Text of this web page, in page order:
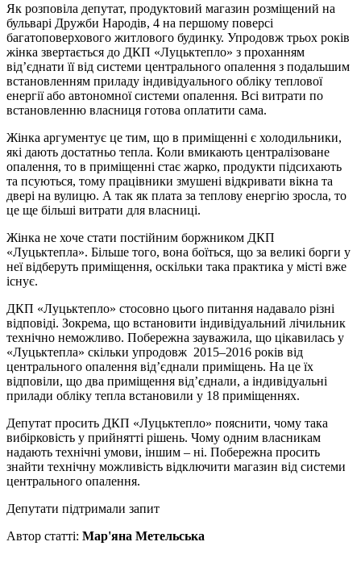
Як розповіла депутат, продуктовий магазин розміщений на
бульварі Дружби Народів, 4 на першому поверсі
багатоповерхового житлового будинку. Упродовж трьох років
жінка звертається до ДКП «Луцьктепло» з проханням
від’єднати її від системи центрального опалення з подальшим
встановленням приладу індивідуального обліку теплової
енергії або автономної системи опалення. Всі витрати по
встановленню власниця готова оплатити сама.
Жінка аргументує це тим, що в приміщенні є холодильники,
які дають достатньо тепла. Коли вмикають централізоване
опалення, то в приміщенні стає жарко, продукти підсихають
та псуються, тому працівники змушені відкривати вікна та
двері на вулицю. А так як плата за теплову енергію зросла, то
це ще більші витрати для власниці.
Жінка не хоче стати постійним боржником ДКП
«Луцьктепла». Більше того, вона боїться, що за великі борги у
неї відберуть приміщення, оскільки така практика у місті вже
існує.
ДКП «Луцьктепло» стосовно цього питання надавало різні
відповіді. Зокрема, що встановити індивідуальний лічильник
технічно неможливо. Побережна зауважила, що цікавилась у
«Луцьктепла» скільки упродовж 2015–2016 років від
центрального опалення від’єднали приміщень. На це їх
відповіли, що два приміщення від’єднали, а індивідуальні
прилади обліку тепла встановили у 18 приміщеннях.
Депутат просить ДКП «Луцьктепло» пояснити, чому така
вибірковість у прийнятті рішень. Чому одним власникам
надають технічні умови, іншим – ні. Побережна просить
знайти технічну можливість відключити магазин від системи
центрального опалення.
Депутати підтримали запит
Автор статті: Мар'яна Метельська